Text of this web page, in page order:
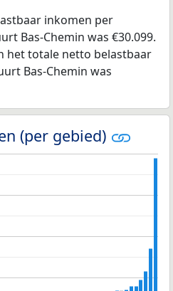
inkomen per
Bas-Chemin was €30.099.
het totale netto belastbaar
Bas-Chemin was
(per gebied)